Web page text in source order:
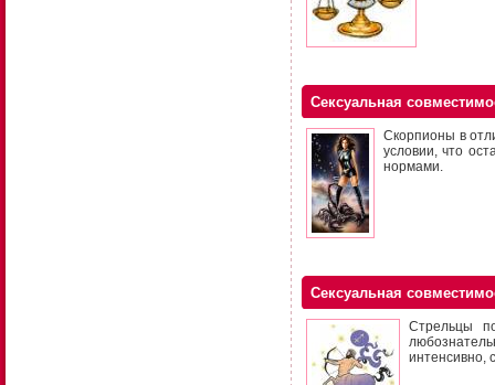
Сексуальная
Скорпионы в
условии, что
нормами.
Сексуальная
Стрельцы
интенсивно,